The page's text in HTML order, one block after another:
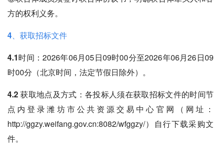
方的权利义务。
4、获取招标文件
4.1时间 ：2026年06月05日09时00分至2026年06月26日09
时00分（北京时间，法定节假日除外）。
4.2 获取地点及方式 ：各投标人须在获取招标文件的时间节
点内登录潍坊市公共资源交易中心官网（网址：
http://ggzy.weifang.gov.cn:8082/wfggzy/）自行下载采购文
件。